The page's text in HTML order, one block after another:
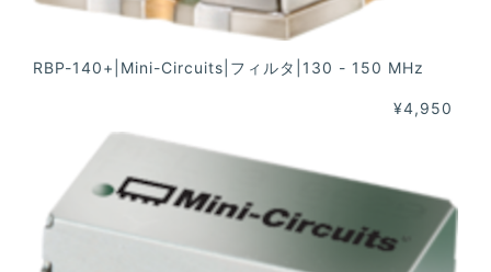
RBP-140+|Mini-Circuits|フィルタ|130 - 150 MHz
¥4,950